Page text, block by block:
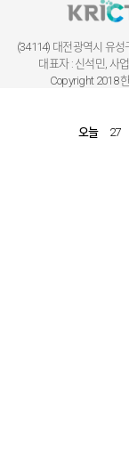
(34114) 대전광역시 유성
대표자 : 신석민, 사
Copyright 2018
오늘 27